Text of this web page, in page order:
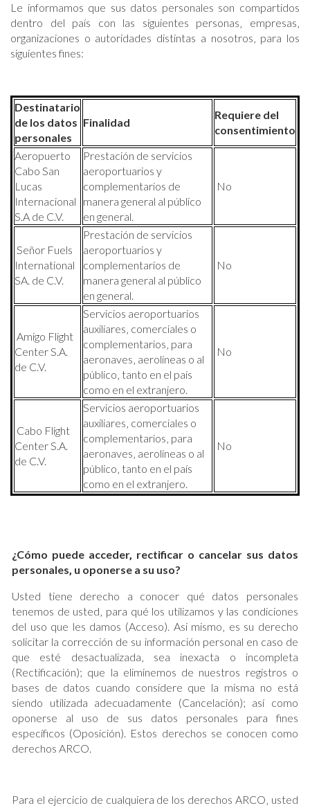
Le informamos que sus datos personales son compartidos
dentro del país con las siguientes personas‚ empresas‚
organizaciones o autoridades distintas a nosotros‚ para los
siguientes fines:
Destinatario
de los datos
personales
Finalidad
Requiere del
consentimiento
Aeropuerto
Cabo San
Lucas
Internacional
S.A de C.V.
Prestación de servicios
aeroportuarios y
complementarios de
manera general al público
en general.
No
Señor Fuels
International
SA. de C.V.
Prestación de servicios
aeroportuarios y
complementarios de
manera general al público
en general.
No
Amigo Flight
Center S.A.
de C.V.
Servicios aeroportuarios
auxiliares‚ comerciales o
complementarios‚ para
aeronaves‚ aerolíneas o al
público‚ tanto en el país
como en el extranjero.
No
Cabo Flight
Center S.A.
de C.V.
Servicios aeroportuarios
auxiliares‚ comerciales o
complementarios‚ para
aeronaves‚ aerolíneas o al
público‚ tanto en el país
como en el extranjero.
No
¿Cómo puede acceder‚ rectificar o cancelar sus datos
personales‚ u oponerse a su uso?
Usted tiene derecho a conocer qué datos personales
tenemos de usted‚ para qué los utilizamos y las condiciones
del uso que les damos (Acceso). Asi mismo‚ es su derecho
solicitar la corrección de su información personal en caso de
que esté desactualizada‚ sea inexacta o incompleta
(Rectificación); que la eliminemos de nuestros registros o
bases de datos cuando considere que la misma no está
siendo utilizada adecuadamente (Cancelación); así como
oponerse al uso de sus datos personales para fines
específicos (Oposición). Estos derechos se conocen como
derechos ARCO.
Para el ejercicio de cualquiera de los derechos ARCO‚ usted